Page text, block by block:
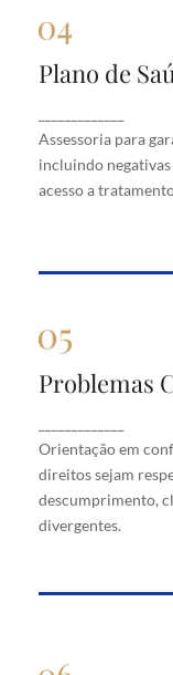
Plano de
Assessoria para
incluindo
acesso a
saúde,
indevidos e
Problemas
Orientação em
direitos sejam
descumprimento,
divergentes.
que direitos
em casos
ou